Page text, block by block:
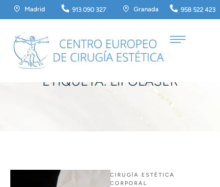
Madrid 913 090 327 Granada 958 522 423
Home / lipoláser
ETIQUETA: LIPOLÁSER
CIRUGÍA ESTÉTICA
CORPORAL